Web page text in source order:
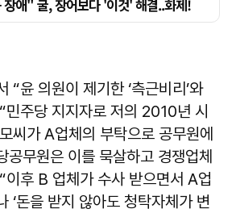
“윤 의원이 제기한 ‘측근비리’와
민주당 지지자로 저의 2010년 시
씨가 A업체의 부탁으로 공무원에
공무원은 이를 묵살하고 경쟁업체
이후 B 업체가 수사 받으면서 A업
‘돈을 받지 않아도 청탁자체가 변